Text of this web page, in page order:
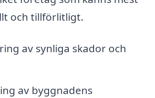
och tillförlitligt.
av synliga skador och
av byggnadens